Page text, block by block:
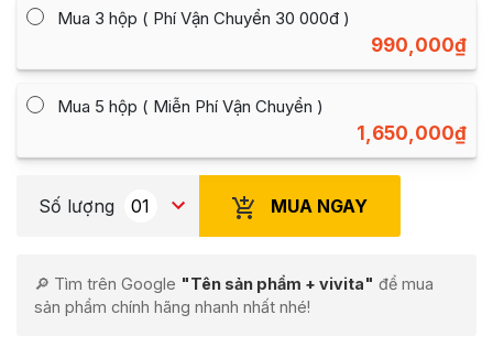
Mua 3 hộp ( Phí Vận Chuyển 30 000đ )
990,000₫
Mua 5 hộp ( Miễn Phí Vận Chuyển )
1,650,000₫
Số lượng MUA NGAY
🔎 Tìm trên Google "Tên sản phẩm + vivita" để mua
sản phẩm chính hãng nhanh nhất nhé!